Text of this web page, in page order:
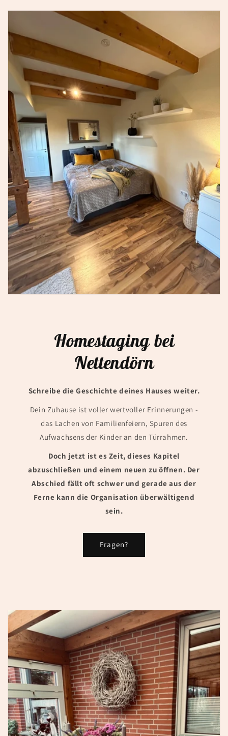
Homestaging bei
Nettendörn
Schreibe die Geschichte deines Hauses weiter.
Dein Zuhause ist voller wertvoller Erinnerungen -
das Lachen von Familienfeiern, Spuren des
Aufwachsens der Kinder an den Türrahmen.
Doch jetzt ist es Zeit, dieses Kapitel
abzuschließen und einem neuen zu öffnen. Der
Abschied fällt oft schwer und gerade aus der
Ferne kann die Organisation überwältigend
sein.
Fragen?